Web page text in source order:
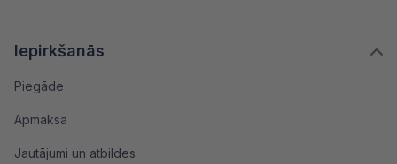
Iepirkšanās
Piegāde
Apmaksa
Jautājumi un atbildes